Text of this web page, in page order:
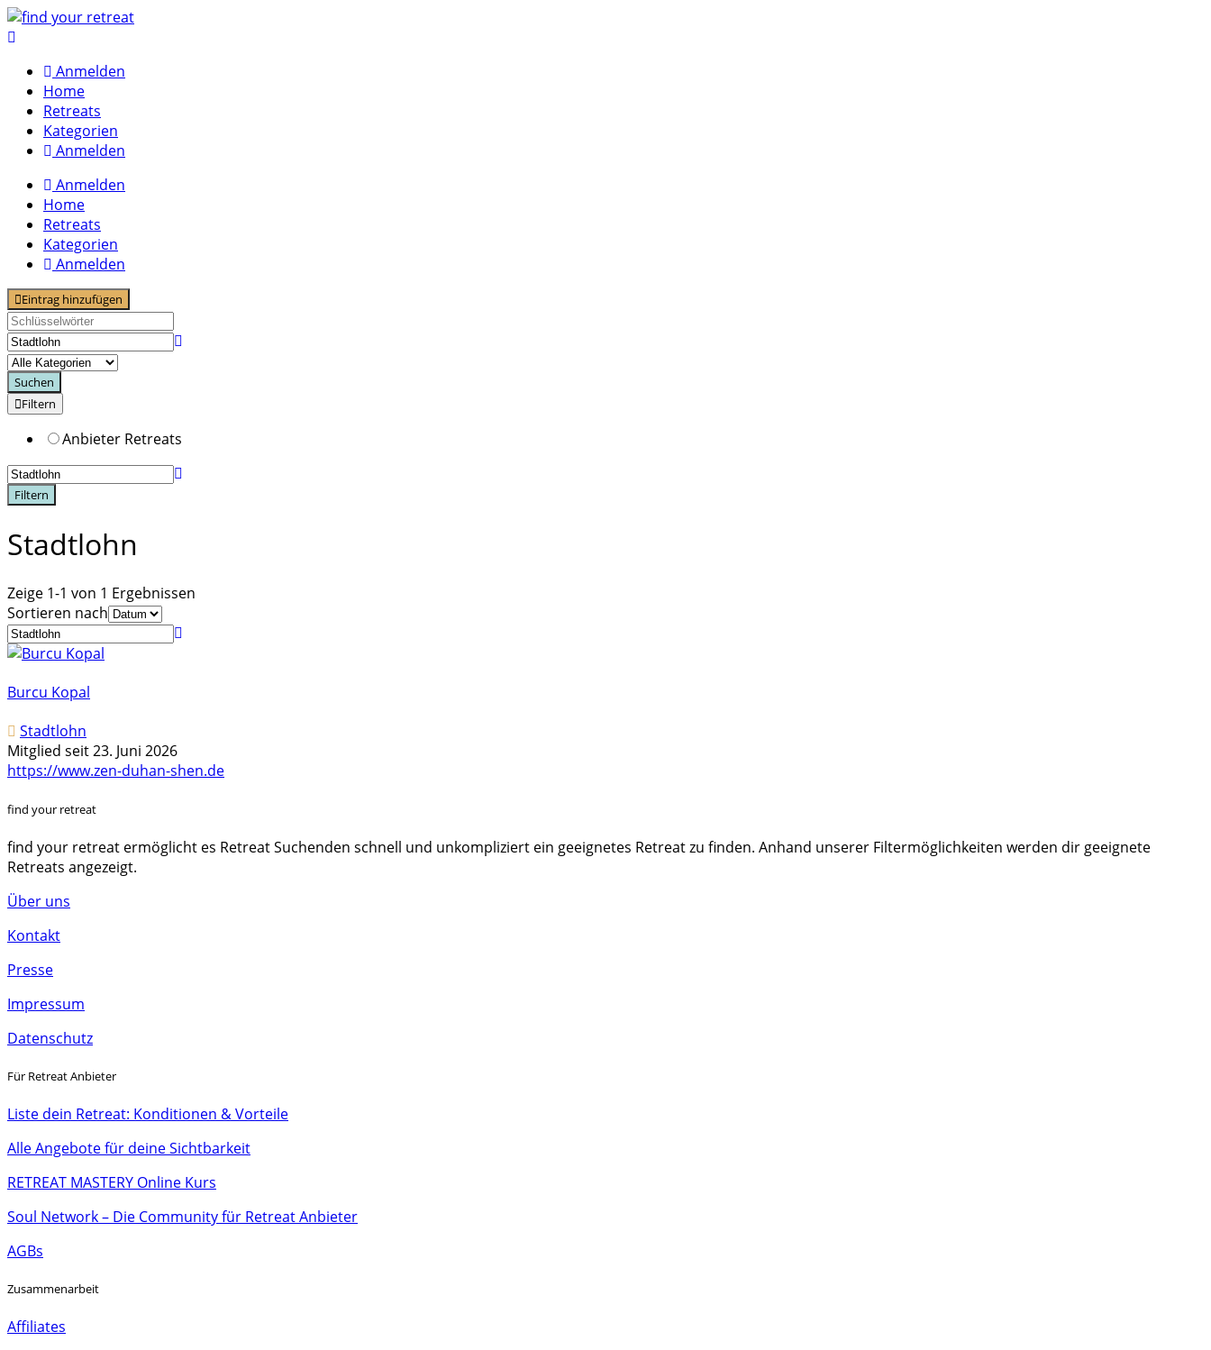
Skip
to
Anmelden
Home
Retreats
Kategorien
Anmelden
Anmelden
Home
Retreats
Kategorien
Anmelden
Eintrag hinzufügen
Suchen
Filtern
Anbieter Retreats
Filtern
Stadtlohn
Zeige 1-1 von 1 Ergebnissen
Sortieren nach
Burcu Kopal
Stadtlohn
Mitglied seit 23. Juni 2026
https://www.zen-duhan-shen.de
find your retreat
find your retreat ermöglicht es Retreat Suchenden schnell und unkompliziert ein geeignetes Retreat zu finden. Anhand unserer Filtermöglichkeiten werden dir geeignete
Retreats angezeigt.
Über uns
Kontakt
Presse
Impressum
Datenschutz
Für Retreat Anbieter
Liste dein Retreat: Konditionen & Vorteile
Alle Angebote für deine Sichtbarkeit
RETREAT MASTERY Online Kurs
Soul Network – Die Community für Retreat Anbieter
AGBs
Zusammenarbeit
Affiliates